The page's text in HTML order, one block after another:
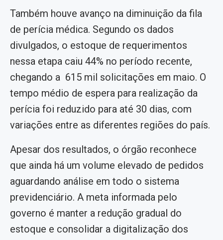
Também houve avanço na diminuição da fila
de perícia médica. Segundo os dados
divulgados, o estoque de requerimentos
nessa etapa caiu 44% no período recente,
chegando a 615 mil solicitações em maio. O
tempo médio de espera para realização da
perícia foi reduzido para até 30 dias, com
variações entre as diferentes regiões do país.
Apesar dos resultados, o órgão reconhece
que ainda há um volume elevado de pedidos
aguardando análise em todo o sistema
previdenciário. A meta informada pelo
governo é manter a redução gradual do
estoque e consolidar a digitalização dos